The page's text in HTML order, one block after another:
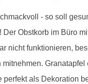
- so soll
Obstkorb im Büro
nicht funktionieren,
perfekt als Dekoration